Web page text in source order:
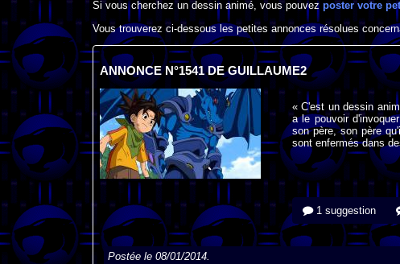
Si vous cherchez un dessin animé, vous pouvez poster votre
Vous trouverez ci-dessous les petites annonces résolues
ANNONCE N°1541 DE GUILLAUME2
« C'est un dessin
a le pouvoir
son père, son père
sont enfermés dans
1 suggestion
Postée le 08/01/2014.